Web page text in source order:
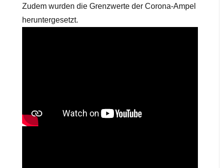
Zudem wurden die Grenzwerte der Corona-Ampel
heruntergesetzt.